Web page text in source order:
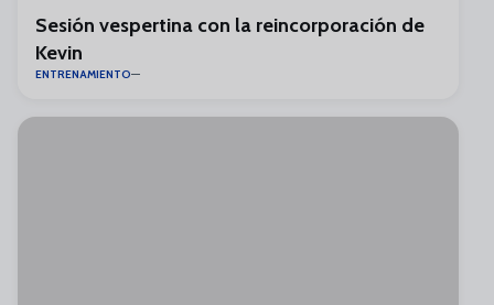
Sesión vespertina con la reincorporación de
Kevin
ENTRENAMIENTO